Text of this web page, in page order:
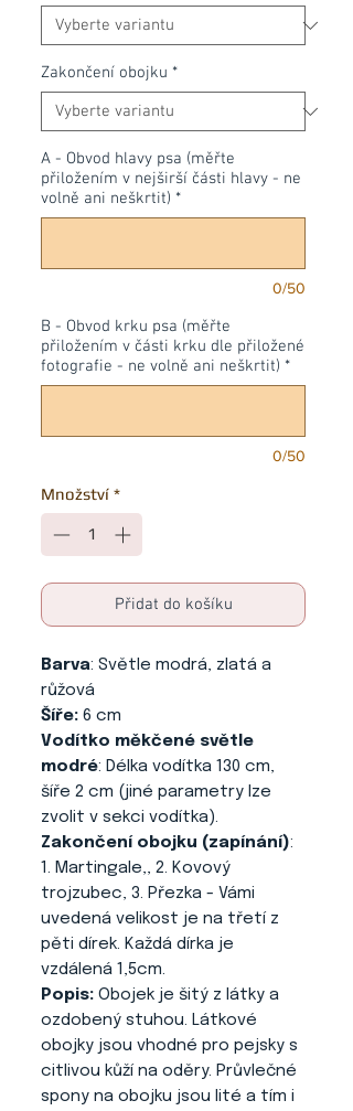
Zakončení obojku *
A - Obvod hlavy psa (měřte
přiložením v nejširší části hlavy - ne
volně ani neškrtit) *
0/50
B - Obvod krku psa (měřte
přiložením v části krku dle přiložené
fotografie - ne volně ani neškrtit) *
0/50
Množství *
Přidat do košíku
Barva: Světle modrá, zlatá a
růžová
Šíře: 6 cm
Vodítko měkčené světle
modré: Délka vodítka 130 cm,
šíře 2 cm (jiné parametry lze
zvolit v sekci vodítka).
Zakončení obojku (zapínání):
1. Martingale,, 2. Kovový
trojzubec, 3. Přezka - Vámi
uvedená velikost je na třetí z
pěti dírek. Každá dírka je
vzdálená 1,5cm.
Popis: Obojek je šitý z látky a
ozdobený stuhou. Látkové
obojky jsou vhodné pro pejsky s
citlivou kůží na oděry. Průvlečné
spony na obojku jsou lité a tím i